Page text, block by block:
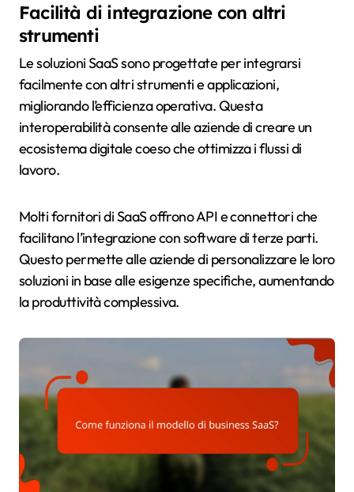
Facilità di integrazione con altri
strumenti
Le soluzioni SaaS sono progettate per integrarsi
facilmente con altri strumenti e applicazioni,
migliorando l’efficienza operativa. Questa
interoperabilità consente alle aziende di creare un
ecosistema digitale coeso che ottimizza i flussi di
lavoro.
Molti fornitori di SaaS offrono API e connettori che
facilitano l’integrazione con software di terze parti.
Questo permette alle aziende di personalizzare le loro
soluzioni in base alle esigenze specifiche, aumentando
la produttività complessiva.